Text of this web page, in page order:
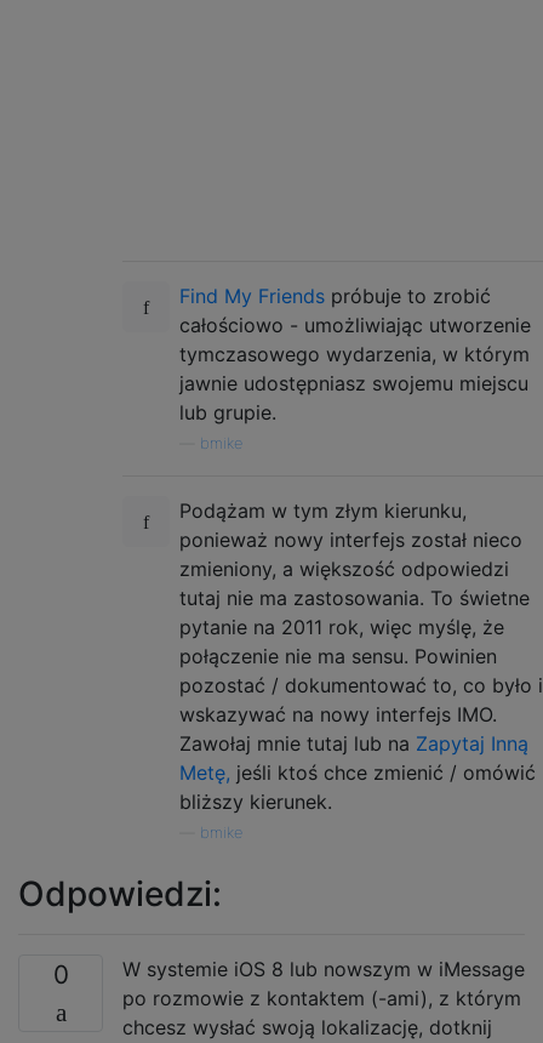
Find My Friends próbuje to zrobić
całościowo - umożliwiając utworzenie
tymczasowego wydarzenia, w którym
jawnie udostępniasz swojemu miejscu
lub grupie.
bmike
Podążam w tym złym kierunku,
ponieważ nowy interfejs został nieco
zmieniony, a większość odpowiedzi
tutaj nie ma zastosowania. To świetne
pytanie na 2011 rok, więc myślę, że
połączenie nie ma sensu. Powinien
pozostać / dokumentować to, co było i
wskazywać na nowy interfejs IMO.
Zawołaj mnie tutaj lub na Zapytaj Inną
Metę, jeśli ktoś chce zmienić / omówić
bliższy kierunek.
bmike
Odpowiedzi:
0
W systemie iOS 8 lub nowszym w iMessage
po rozmowie z kontaktem (-ami), z którym
chcesz wysłać swoją lokalizację, dotknij